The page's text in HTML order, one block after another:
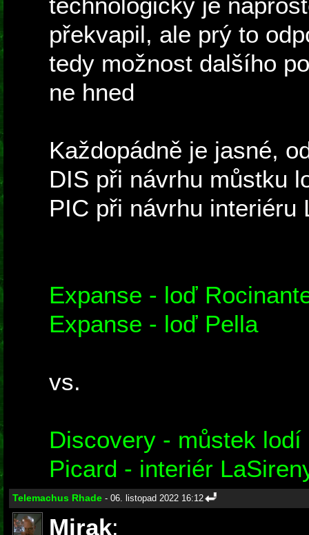
technologicky je
překvapil, ale prý to
tedy možnost dalšího
ne hned
Každopádně je jasné,
DIS při návrhu můstku
PIC při návrhu interiéru
Expanse - loď
Expanse - loď Pella
vs.
Discovery - můstek lodí
Picard - interiér
Telemachus Rhade - 06. listopad 2022 16:12
Mirak: